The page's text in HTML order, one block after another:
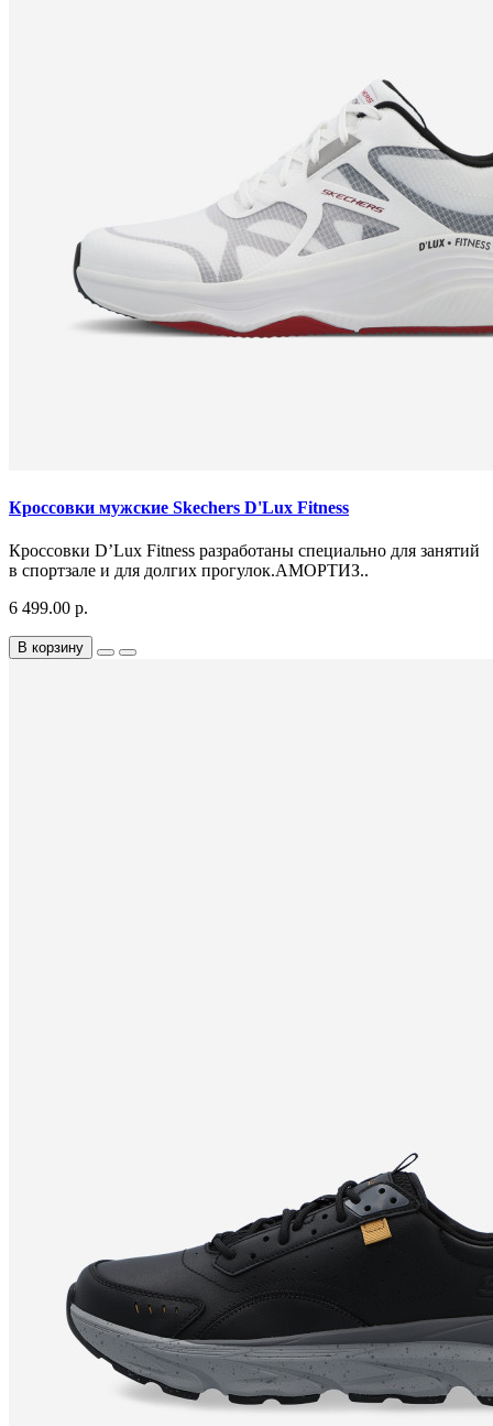
Кроссовки мужские Skechers D'Lux Fitness
Кроссовки D’Lux Fitness разработаны специально для занятий
в спортзале и для долгих прогулок.АМОРТИЗ..
6 499.00 р.
В корзину